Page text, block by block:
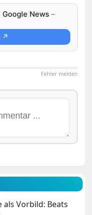
News –
↗
Fehler melden
als Vorbild: Beats